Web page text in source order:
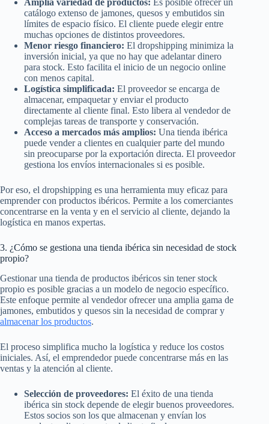
catálogo extenso de jamones, quesos y embutidos sin
límites de espacio físico. El cliente puede elegir entre
muchas opciones de distintos proveedores.
Menor riesgo financiero: El dropshipping minimiza la
inversión inicial, ya que no hay que adelantar dinero
para stock. Esto facilita el inicio de un negocio online
con menos capital.
Logística simplificada: El proveedor se encarga de
almacenar, empaquetar y enviar el producto
directamente al cliente final. Esto libera al vendedor de
complejas tareas de transporte y conservación.
Acceso a mercados más amplios: Una tienda ibérica
puede vender a clientes en cualquier parte del mundo
sin preocuparse por la exportación directa. El proveedor
gestiona los envíos internacionales si es posible.
Por eso, el dropshipping es una herramienta muy eficaz para
emprender con productos ibéricos. Permite a los comerciantes
concentrarse en la venta y en el servicio al cliente, dejando la
logística en manos expertas.
3. ¿Cómo se gestiona una tienda ibérica sin necesidad de stock
propio?
Gestionar una tienda de productos ibéricos sin tener stock
propio es posible gracias a un modelo de negocio específico.
Este enfoque permite al vendedor ofrecer una amplia gama de
jamones, embutidos y quesos sin la necesidad de comprar y
almacenar los productos.
El proceso simplifica mucho la logística y reduce los costos
iniciales. Así, el emprendedor puede concentrarse más en las
ventas y la atención al cliente.
Selección de proveedores: El éxito de una tienda
ibérica sin stock depende de elegir buenos proveedores.
Estos socios son los que almacenan y envían los